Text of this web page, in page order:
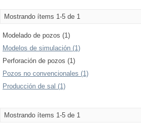
Mostrando ítems 1-5 de 1
Modelado de pozos (1)
Modelos de simulación (1)
Perforación de pozos (1)
Pozos no convencionales (1)
Producción de sal (1)
Mostrando ítems 1-5 de 1